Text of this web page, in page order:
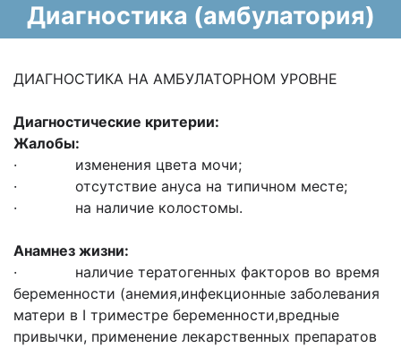
Диагностика (амбулатория)
ДИАГНОСТИКА НА АМБУЛАТОРНОМ УРОВНЕ
Диагностические критерии:
Жалобы:
· изменения цвета мочи;
· отсутствие ануса на типичном месте;
· на наличие колостомы.
Анамнез жизни:
· наличие тератогенных факторов во время
беременности (анемия,инфекционные заболевания
матери в I триместре беременности,вредные
привычки, применение лекарственных препаратов